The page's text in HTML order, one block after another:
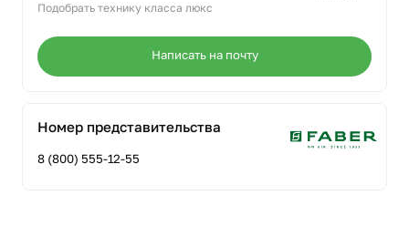
Подобрать технику класса люкс
Написать на почту
Номер представительства
8 (800) 555-12-55